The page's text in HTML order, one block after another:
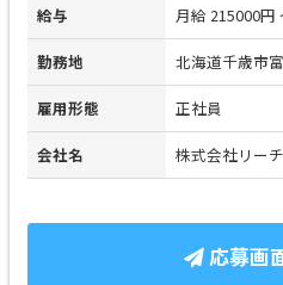
給与 月給 215000円
勤務地 北海道千歳市
雇用形態 正社員
会社名 株式会社リー
応募画